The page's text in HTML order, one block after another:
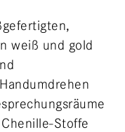
weiß und gold
Stoffe